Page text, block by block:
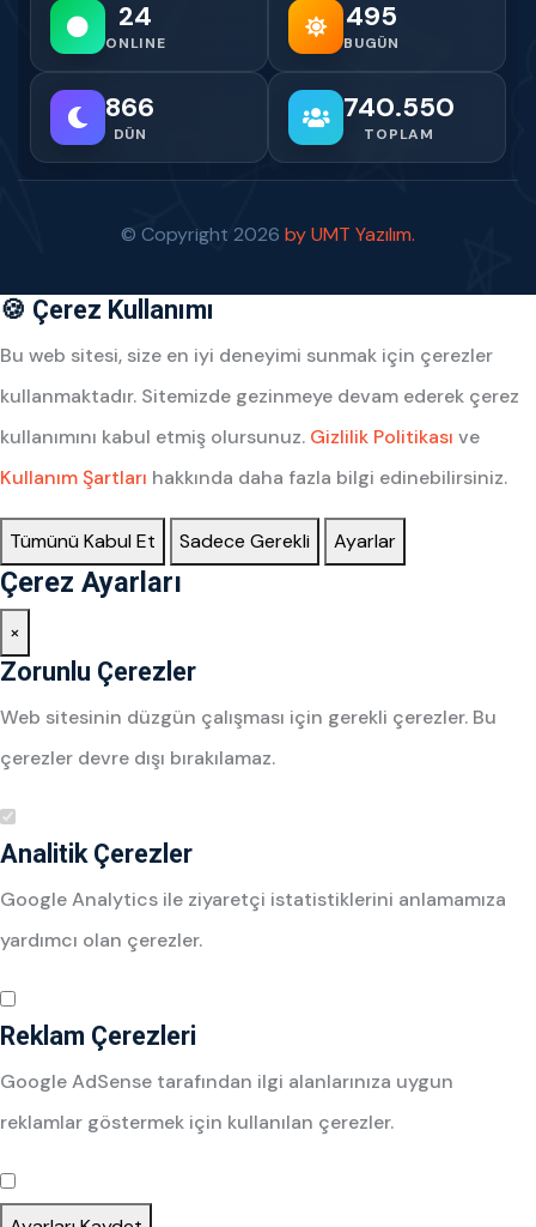
24
ONLINE
495
BUGÜN
866
DÜN
740.550
TOPLAM
© Copyright 2026 by UMT Yazılım.
🍪 Çerez Kullanımı
Bu web sitesi, size en iyi deneyimi sunmak için çerezler
kullanmaktadır. Sitemizde gezinmeye devam ederek çerez
kullanımını kabul etmiş olursunuz. Gizlilik Politikası ve
Kullanım Şartları hakkında daha fazla bilgi edinebilirsiniz.
Tümünü Kabul Et Sadece Gerekli Ayarlar
Çerez Ayarları
×
Zorunlu Çerezler
Web sitesinin düzgün çalışması için gerekli çerezler. Bu
çerezler devre dışı bırakılamaz.
Analitik Çerezler
Google Analytics ile ziyaretçi istatistiklerini anlamamıza
yardımcı olan çerezler.
Reklam Çerezleri
Google AdSense tarafından ilgi alanlarınıza uygun
reklamlar göstermek için kullanılan çerezler.